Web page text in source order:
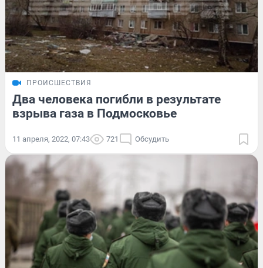
ПРОИСШЕСТВИЯ
Два человека погибли в результате
взрыва газа в Подмосковье
11 апреля, 2022, 07:43 721 Обсудить